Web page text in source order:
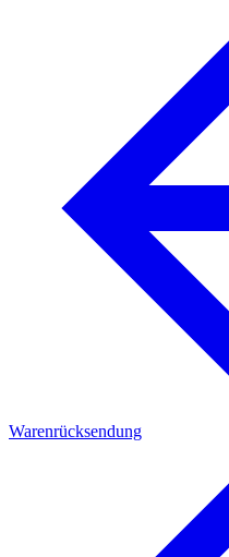
Warenrücksendung